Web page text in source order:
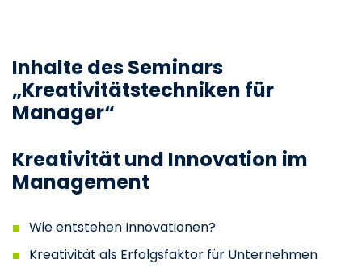
Inhalte des Seminars
„Kreativitätstechniken für
Manager“
Kreativität und Innovation im
Management
Wie entstehen Innovationen?
Kreativität als Erfolgsfaktor für Unternehmen